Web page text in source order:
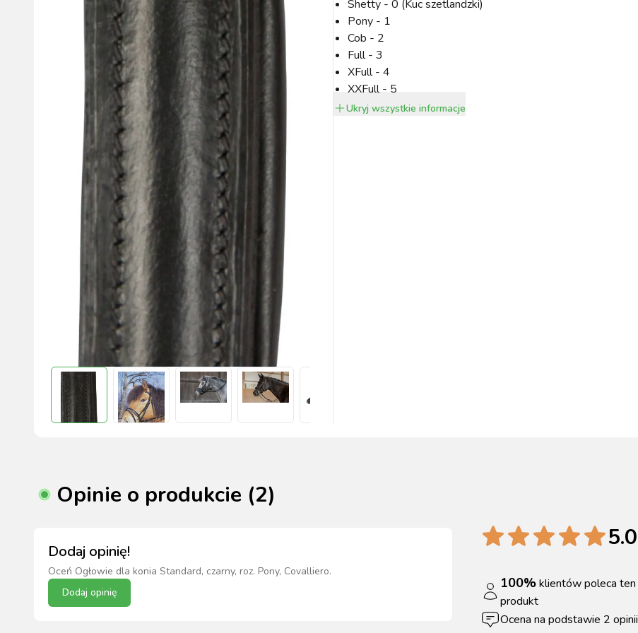
Shetty - 0 (Kuc szetlandzki)
Pony - 1
Cob - 2
Full - 3
XFull - 4
XXFull - 5
Ukryj wszystkie informacje
Opinie o produkcie (2)
Dodaj opinię!
Oceń Ogłowie dla konia Standard, czarny, roz. Pony, Covalliero.
Dodaj opinię
5.0
100%klientów poleca ten
produkt
Ocena na podstawie 2 opinii